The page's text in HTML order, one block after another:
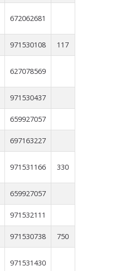
672062681
971530108 117
627078569
971530437
659927057
697163227
971531166 330
659927057
971532111
971530738 750
971531430